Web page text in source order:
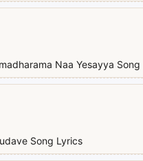
Naa Yesayya Song
Song Lyrics